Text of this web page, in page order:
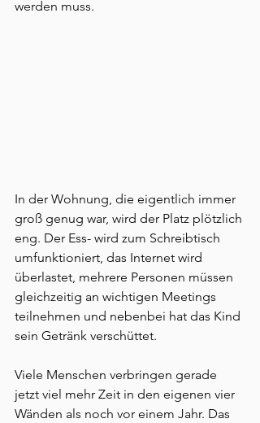
werden muss.
In der Wohnung, die eigentlich immer
groß genug war, wird der Platz plötzlich
eng. Der Ess- wird zum Schreibtisch
umfunktioniert, das Internet wird
überlastet, mehrere Personen müssen
gleichzeitig an wichtigen Meetings
teilnehmen und nebenbei hat das Kind
sein Getränk verschüttet.
Viele Menschen verbringen gerade
jetzt viel mehr Zeit in den eigenen vier
Wänden als noch vor einem Jahr. Das